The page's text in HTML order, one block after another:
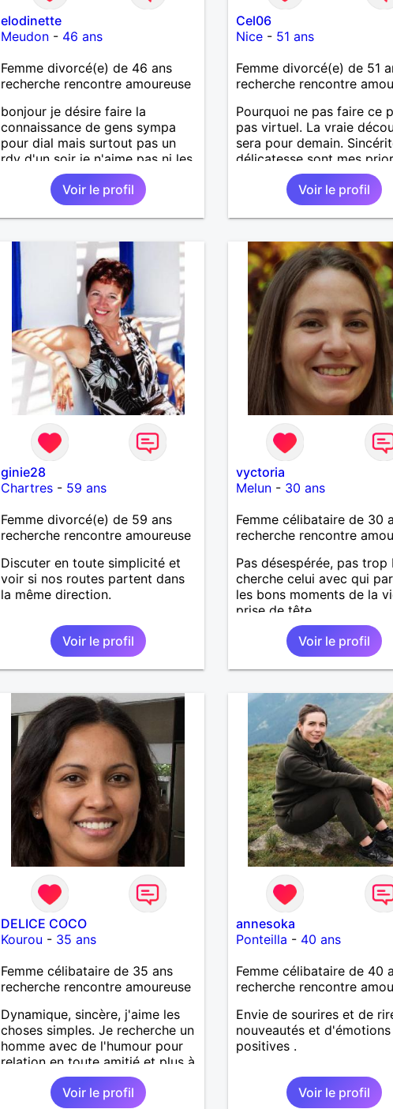
elodinette
Meudon- 46 ans
Femme divorcé(e) de 46 ans
recherche rencontre amoureuse
bonjour je désire faire la
connaissance de gens sympa
pour dial mais surtout pas un
rdv d'un soir je n'aime pas ni les
menteurs ni les pervers.
Voir le profil
Cel06
Nice - 51 ans
Femme divorcé(e) de 51
recherche rencontre
Pourquoi ne pas faire ce
pas virtuel. La vraie
sera pour demain.
délicatesse sont mes
Voir le profil
ginie28
Chartres- 59 ans
Femme divorcé(e) de 59 ans
recherche rencontre amoureuse
Discuter en toute simplicité et
voir si nos routes partent dans
la même direction.
Voir le profil
vyctoria
Melun - 30 ans
Femme célibataire de 30
recherche rencontre
Pas désespérée, pas trop
cherche celui avec qui
les bons moments de la
prise de tête
Voir le profil
DELICE COCO
Kourou - 35 ans
Femme célibataire de 35 ans
recherche rencontre amoureuse
Dynamique, sincère, j'aime les
choses simples. Je recherche un
homme avec de l'humour pour
relation en toute amitié et plus à
Voir le profil
annesoka
Ponteilla - 40 ans
Femme célibataire de 40
recherche rencontre
Envie de sourires et de
nouveautés et d'émotions
positives .
Voir le profil